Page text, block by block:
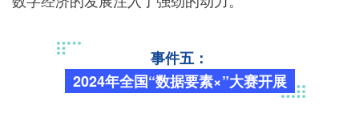
事件五：
2024年全国“数据要素×”大赛开展